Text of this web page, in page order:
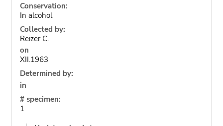
Conservation:
In alcohol
Collected by:
Reizer C.
on
XII.1963
Determined by:
in
# specimen:
1